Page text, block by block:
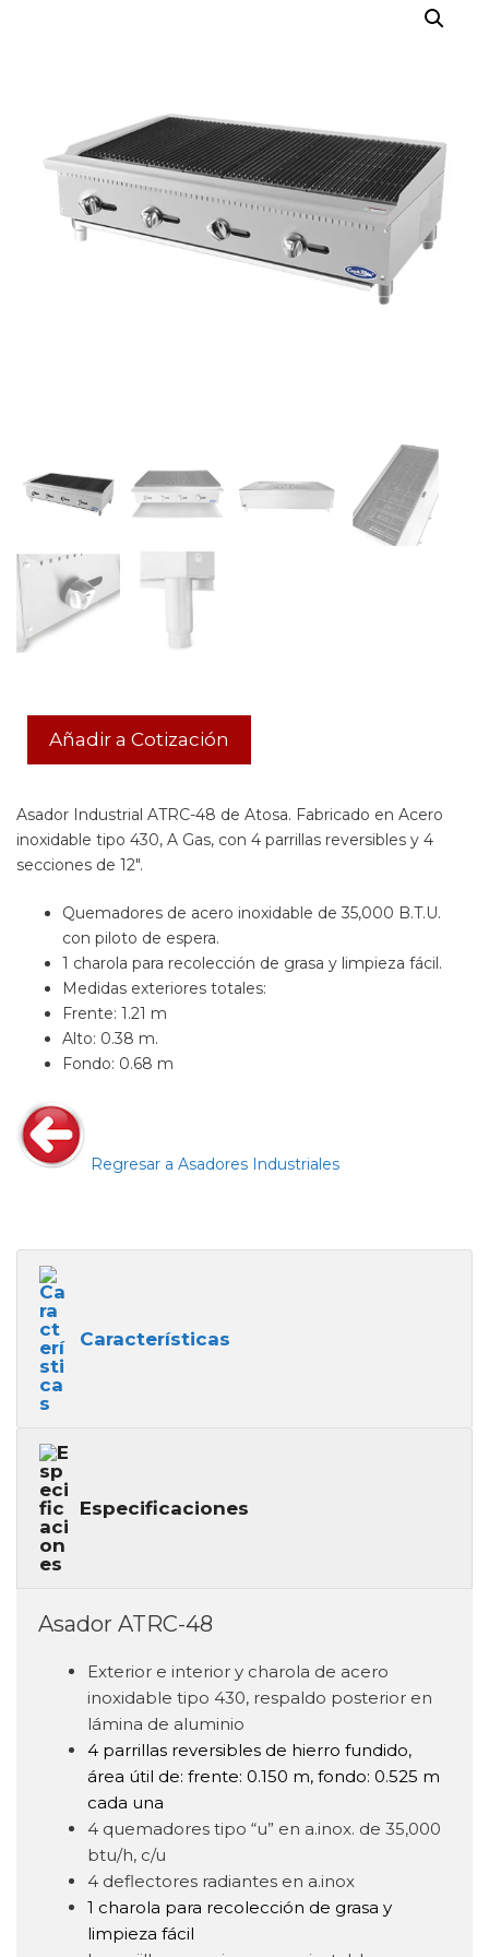
Añadir a Cotización
Asador Industrial ATRC-48 de Atosa. Fabricado en Acero
inoxidable tipo 430, A Gas, con 4 parrillas reversibles y 4
secciones de 12″.
Quemadores de acero inoxidable de 35,000 B.T.U.
con piloto de espera.
1 charola para recolección de grasa y limpieza fácil.
Medidas exteriores totales:
Frente: 1.21 m
Alto: 0.38 m.
Fondo: 0.68 m
Regresar a Asadores Industriales
Características
Especificaciones
Asador ATRC-48
Exterior e interior y charola de acero
inoxidable tipo 430, respaldo posterior en
lámina de aluminio
4 parrillas reversibles de hierro fundido,
área útil de: frente: 0.150 m, fondo: 0.525 m
cada una
4 quemadores tipo “u” en a.inox. de 35,000
btu/h, c/u
4 deflectores radiantes en a.inox
1 charola para recolección de grasa y
limpieza fácil